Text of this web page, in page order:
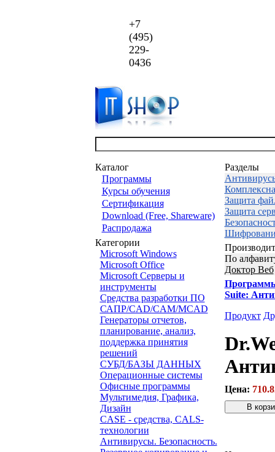
+7
(495)
229-
0436
Каталог
Программы
Курсы обучения
Сертификация
Download (Free, Shareware)
Распродажа
Категории
Microsoft Windows
Microsoft Office
Microsoft Серверы и
инструменты
Средства разработки ПО
САПР/CAD/CAM/MCAD
Генераторы отчетов,
планирование, анализ,
поддержка принятия
решений
СУБД/БАЗЫ ДАННЫХ
Операционные системы
Офисные программы
Мультимедия, Графика,
Дизайн
CASE - средства, CALS-
технологии
Антивирусы. Безопасность.
Разделы
Защита
Защита
По
Доктор Веб
Suite:
Продукт
Цена: